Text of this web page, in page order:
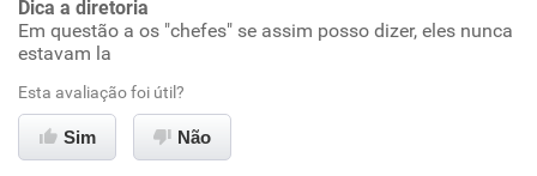
Benefícios
Dica a diretoria
Em questão a os "chefes" se assim posso dizer, eles nunca
estavam la
Esta avaliação foi útil?
Sim Não